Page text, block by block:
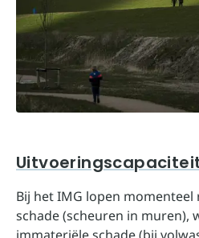
Bij het IMG lopen
schade (scheuren in muren),